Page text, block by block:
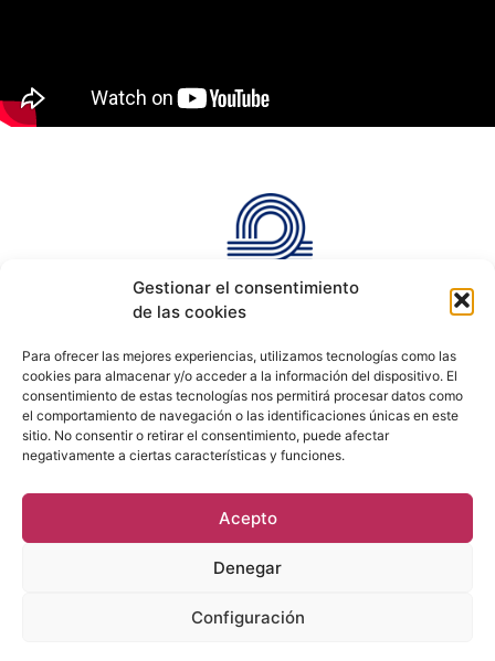
Gestionar el consentimiento
de las cookies
Para ofrecer las mejores experiencias, utilizamos tecnologías como las
cookies para almacenar y/o acceder a la información del dispositivo. El
consentimiento de estas tecnologías nos permitirá procesar datos como
el comportamiento de navegación o las identificaciones únicas en este
sitio. No consentir o retirar el consentimiento, puede afectar
negativamente a ciertas características y funciones.
Acepto
Denegar
Configuración